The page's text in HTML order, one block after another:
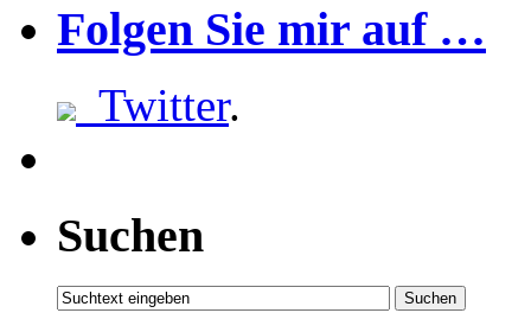
Folgen Sie mir auf …
Twitter.
Suchen